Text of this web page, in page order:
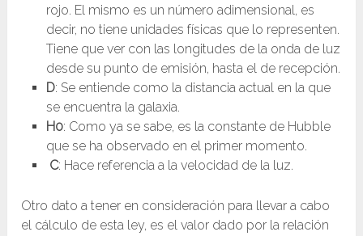
rojo. El mismo es un número adimensional, es
decir, no tiene unidades físicas que lo representen.
Tiene que ver con las longitudes de la onda de luz
desde su punto de emisión, hasta el de recepción.
D: Se entiende como la distancia actual en la que
se encuentra la galaxia.
H0: Como ya se sabe, es la constante de Hubble
que se ha observado en el primer momento.
C: Hace referencia a la velocidad de la luz.
Otro dato a tener en consideración para llevar a cabo
el cálculo de esta ley, es el valor dado por la relación